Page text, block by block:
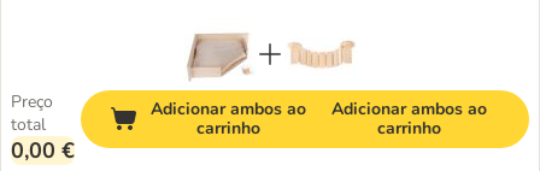
Preço
total
0,00 €
Adicionar ambos ao
carrinho
Adicionar ambos ao
carrinho